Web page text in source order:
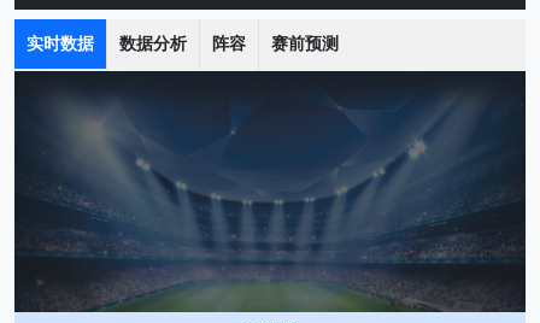
实时数据 数据分析 阵容 赛前预测